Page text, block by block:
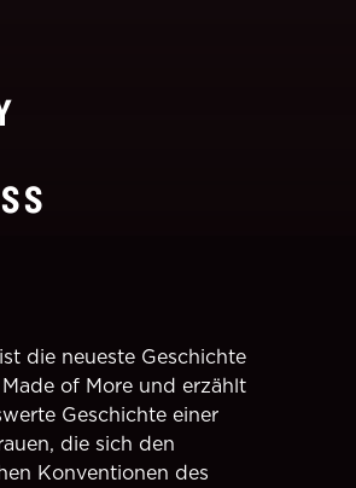
die neueste Geschichte
of More und erzählt
Geschichte einer
die sich den
Konventionen des